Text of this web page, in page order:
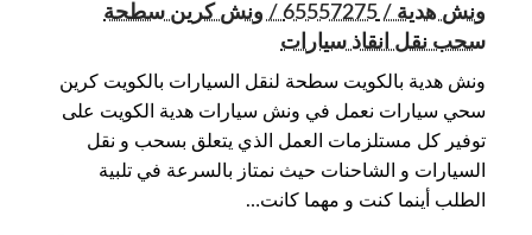
ونش هدية / 65557275 / ونش كرين سطحة
سحب نقل انقاذ سيارات
ونش هدية بالكويت سطحة لنقل السيارات بالكويت كرين
سحي سيارات نعمل في ونش سيارات هدية الكويت على
توفير كل مستلزمات العمل الذي يتعلق بسحب و نقل
السيارات و الشاحنات حيث نمتاز بالسرعة في تلبية
الطلب أينما كنت و مهما كانت…